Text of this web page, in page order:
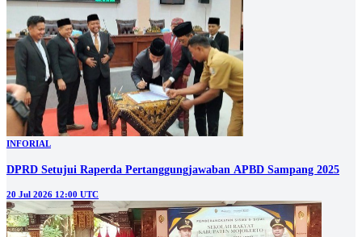
INFORIAL
DPRD Setujui Raperda Pertanggungjawaban APBD Sampang 2025
20 Jul 2026 12:00 UTC